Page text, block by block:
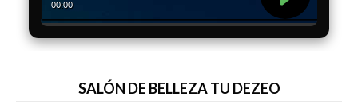
SALÓN DE BELLEZA TU DEZEO